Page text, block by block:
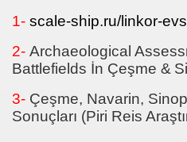
1- scale-ship.ru/linkor-
2- Archaeological
Battlefields İn Çeşme &
3- Çeşme, Navarin,
Sonuçları (Piri Reis